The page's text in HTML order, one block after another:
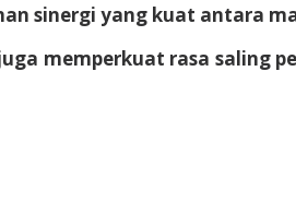
sinergi yang kuat antara
memperkuat rasa saling